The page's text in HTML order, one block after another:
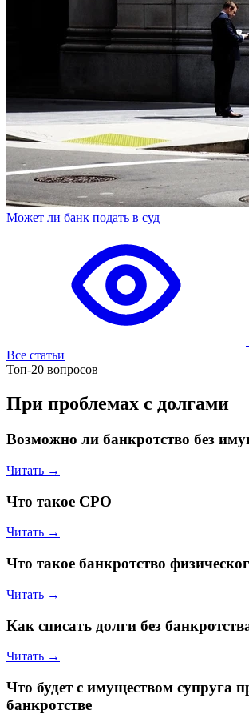
Может ли банк подать в суд
Все статьи
Топ-20 вопросов
При проблемах с долгами
Возможно ли банкротство без
Читать →
Что такое СРО
Читать →
Что такое банкротство
Читать →
Как списать долги без
Читать →
Что будет с имуществом супруга
банкротстве